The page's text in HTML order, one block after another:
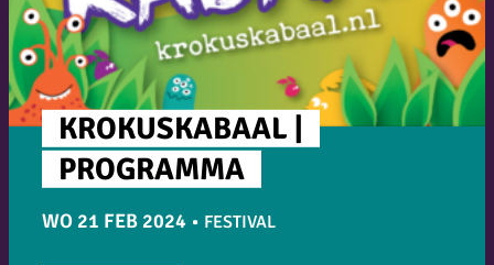
WO 21 FEB 2024 • FESTIVAL
KROKUSKABAAL |
PROGRAMMA